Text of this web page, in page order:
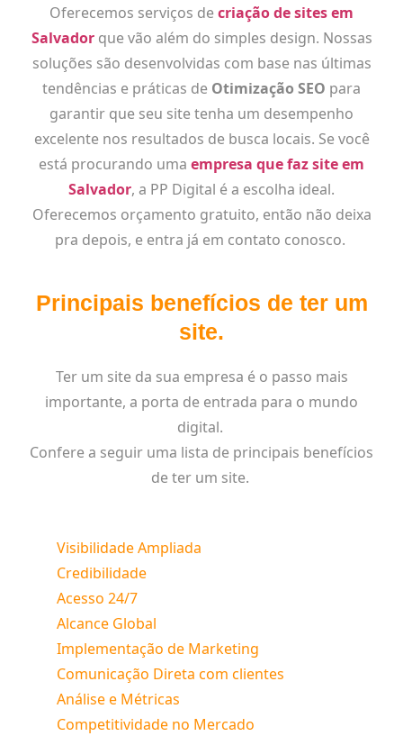
Oferecemos serviços decriação de sites em
Salvadorque vão além do simples design. Nossas
soluções são desenvolvidas com base nas últimas
tendências e práticas de Otimização SEO para
garantir que seu site tenha um desempenho
excelente nos resultados de busca locais. Se você
está procurando uma empresa que faz site em
Salvador, a PP Digital é a escolha ideal.
Oferecemos orçamento gratuito, então não deixa
pra depois, e entra já em contato conosco.
Principais benefícios de ter um
site.
Ter um site da sua empresa é o passo mais
importante, a porta de entrada para o mundo
digital.
Confere a seguir uma lista de principais benefícios
de ter um site.
Visibilidade Ampliada
Credibilidade
Acesso 24/7
Alcance Global
Implementação de Marketing
Comunicação Direta com clientes
Análise e Métricas
Competitividade no Mercado